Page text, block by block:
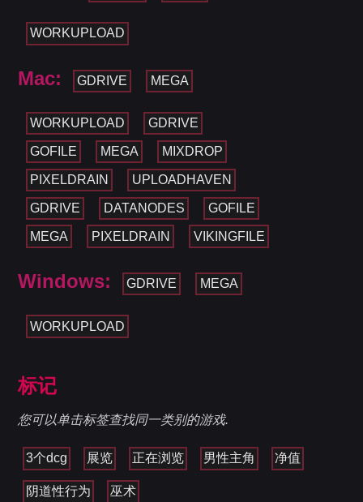
WORKUPLOAD
Mac: GDRIVE MEGA
WORKUPLOAD GDRIVE
GOFILE MEGA MIXDROP
PIXELDRAIN UPLOADHAVEN
GDRIVE DATANODES GOFILE
MEGA PIXELDRAIN VIKINGFILE
Windows: GDRIVE MEGA
WORKUPLOAD
标记
您可以单击标签查找同一类别的游戏.
3个dcg 展览 正在浏览 男性主角 净值
阴道性行为 巫术